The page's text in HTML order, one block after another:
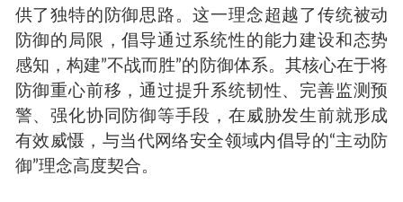
供了独特的防御思路。这一理念超越了传统被动
防御的局限，倡导通过系统性的能力建设和态势
感知，构建”不战而胜”的防御体系。其核心在于将
防御重心前移，通过提升系统韧性、完善监测预
警、强化协同防御等手段，在威胁发生前就形成
有效威慑，与当代网络安全领域内倡导的“主动防
御”理念高度契合。